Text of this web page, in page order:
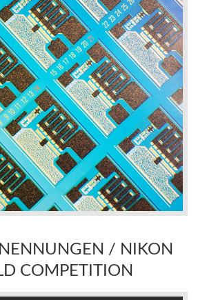
/ NIKON
COMPETITION